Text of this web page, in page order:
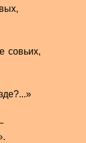
совьих,